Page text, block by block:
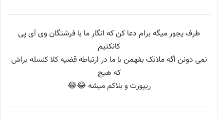
طرف یجور میگه برام دعا کن که انگار ما با فرشتگان وی آی پی
کانکتیم
نمی دونن اگه ملائک بفهمن با ما در ارتباطه قضیه کلا کنسله براش
که هیچ
ریپورت و بلاکم میشه 😂😂